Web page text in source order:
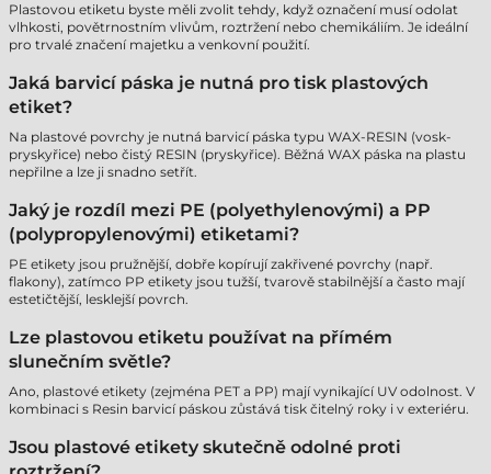
Plastovou etiketu byste měli zvolit tehdy, když označení musí odolat
vlhkosti, povětrnostním vlivům, roztržení nebo chemikáliím. Je ideální
pro trvalé značení majetku a venkovní použití.
Jaká barvicí páska je nutná pro tisk plastových
etiket?
Na plastové povrchy je nutná barvicí páska typu WAX-RESIN (vosk-
pryskyřice) nebo čistý RESIN (pryskyřice). Běžná WAX páska na plastu
nepřilne a lze ji snadno setřít.
Jaký je rozdíl mezi PE (polyethylenovými) a PP
(polypropylenovými) etiketami?
PE etikety jsou pružnější, dobře kopírují zakřivené povrchy (např.
flakony), zatímco PP etikety jsou tužší, tvarově stabilnější a často mají
estetičtější, lesklejší povrch.
Lze plastovou etiketu používat na přímém
slunečním světle?
Ano, plastové etikety (zejména PET a PP) mají vynikající UV odolnost. V
kombinaci s Resin barvicí páskou zůstává tisk čitelný roky i v exteriéru.
Jsou plastové etikety skutečně odolné proti